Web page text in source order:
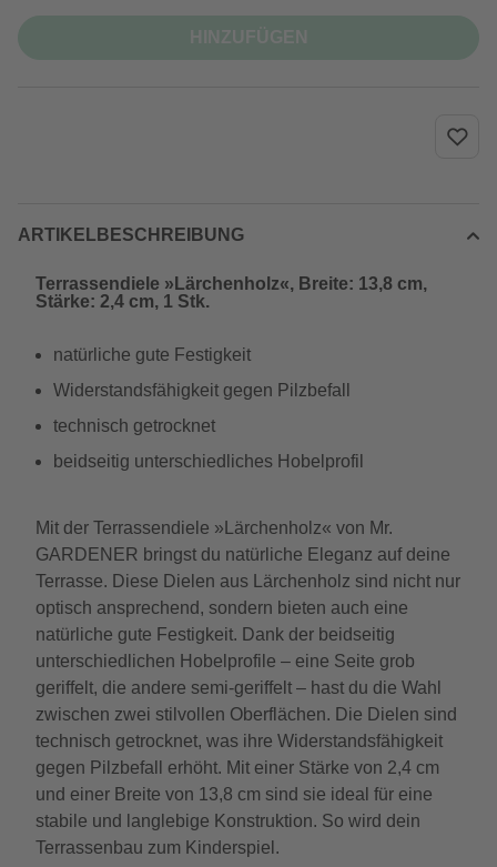
ARTIKELBESCHREIBUNG
Terrassendiele »Lärchenholz«, Breite: 13,8 cm,
Stärke: 2,4 cm, 1 Stk.
natürliche gute Festigkeit
Widerstandsfähigkeit gegen Pilzbefall
technisch getrocknet
beidseitig unterschiedliches Hobelprofil
Mit der Terrassendiele »Lärchenholz« von Mr.
GARDENER bringst du natürliche Eleganz auf deine
Terrasse. Diese Dielen aus Lärchenholz sind nicht nur
optisch ansprechend, sondern bieten auch eine
natürliche gute Festigkeit. Dank der beidseitig
unterschiedlichen Hobelprofile – eine Seite grob
geriffelt, die andere semi-geriffelt – hast du die Wahl
zwischen zwei stilvollen Oberflächen. Die Dielen sind
technisch getrocknet, was ihre Widerstandsfähigkeit
gegen Pilzbefall erhöht. Mit einer Stärke von 2,4 cm
und einer Breite von 13,8 cm sind sie ideal für eine
stabile und langlebige Konstruktion. So wird dein
Terrassenbau zum Kinderspiel.